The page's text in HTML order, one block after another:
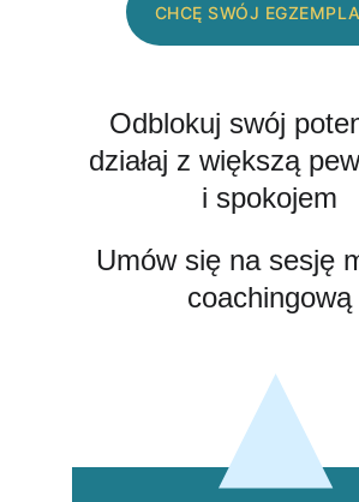
CHCĘ SWÓJ
Odblokuj swój
działaj z większą
i spokojem
Umów się na sesję
coachingową